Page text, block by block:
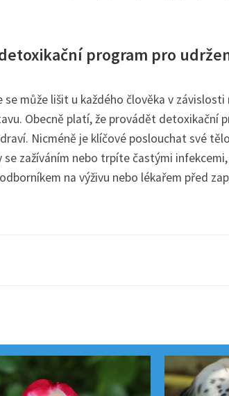
program pro
může lišit u každého člověka v
Obecně platí, že provádět detoxikační
Nicméně je klíčové poslouchat své
zažíváním nebo trpíte častými
na výživu nebo lékařem před